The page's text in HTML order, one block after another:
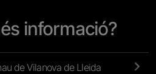
informació?
de Vilanova de Lleida